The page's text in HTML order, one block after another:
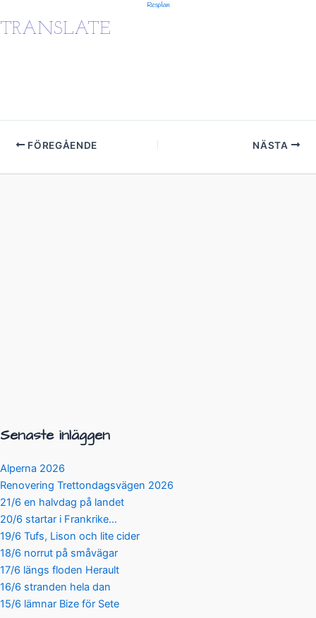
Resplan
TRANSLATE
FÖREGÅENDE NÄSTA
Senaste inläggen
Alperna 2026
Renovering Trettondagsvägen 2026
21/6 en halvdag på landet
20/6 startar i Frankrike…
19/6 Tufs, Lison och lite cider
18/6 norrut på småvägar
17/6 längs floden Herault
16/6 stranden hela dan
15/6 lämnar Bize för Sete